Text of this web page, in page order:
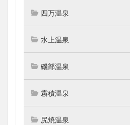
四万温泉
水上温泉
磯部温泉
霧積温泉
尻焼温泉